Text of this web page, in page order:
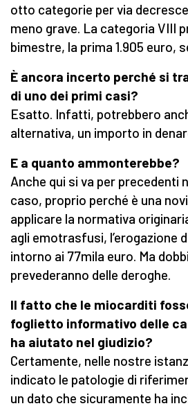
otto categorie per via
meno grave. La categoria VIII
bimestre, la prima 1.905 euro,
È ancora incerto perché si
di uno dei primi casi?
Esatto. Infatti, potrebbero
alternativa, un importo in
E a quanto ammonterebbe?
Anche qui si va per precedenti
caso, proprio perché è una
applicare la normativa
agli emotrasfusi, l’erogazione
intorno ai 77mila euro. Ma
prevederanno delle deroghe.
Il fatto che le miocarditi
foglietto informativo delle
ha aiutato nel giudizio?
Certamente, nelle nostre
indicato le patologie di
un dato che sicuramente ha